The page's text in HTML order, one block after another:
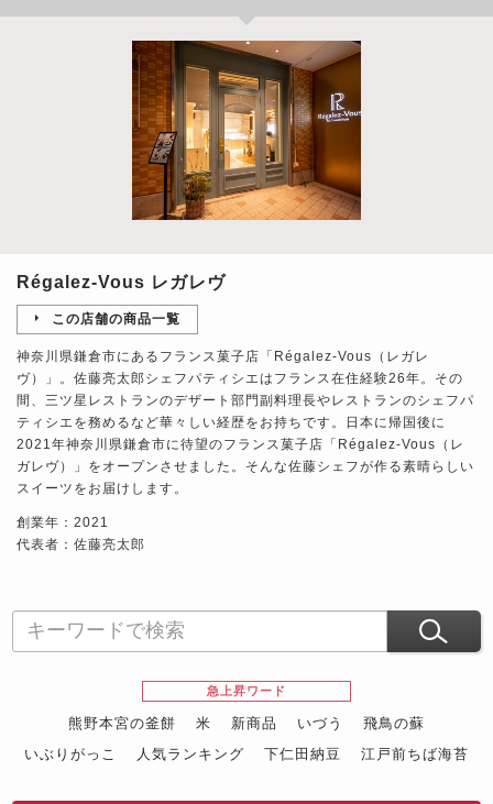
Régalez-Vous レガレヴ
この店舗の商品一覧
神奈川県鎌倉市にあるフランス菓子店「Régalez-Vous（レガレ
ヴ）」。佐藤亮太郎シェフパティシエはフランス在住経験26年。その
間、三ツ星レストランのデザート部門副料理長やレストランのシェフパ
ティシエを務めるなど華々しい経歴をお持ちです。日本に帰国後に
2021年神奈川県鎌倉市に待望のフランス菓子店「Régalez-Vous（レ
ガレヴ）」をオープンさせました。そんな佐藤シェフが作る素晴らしい
スイーツをお届けします。
創業年：2021
代表者：佐藤亮太郎
急上昇ワード
熊野本宮の釜餅 米 新商品 いづう
飛鳥の蘇
いぶりがっこ
人気ランキング 下仁田納豆
江戸前ちば海苔